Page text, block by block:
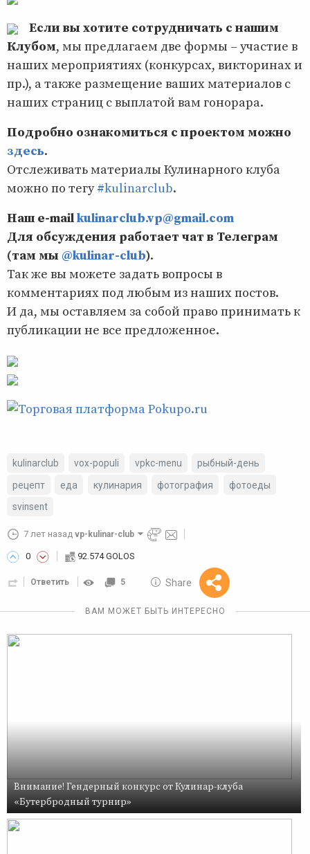
Если вы хотите сотрудничать с нашим
Клубом, мы предлагаем две формы – участие в
наших мероприятиях (конкурсах, викторинах и
пр.), а также размещение ваших материалов с
наших страниц с выплатой вам гонорара.
Подробно ознакомиться с проектом можно
здесь.
Отслеживать материалы Кулинарного клуба
можно по тегу#kulinarclub.
Наш e-mailkulinarclub.vp@gmail.com
Для обсуждения работает чат в Телеграм
(там мы @kulinar-club).
Так же вы можете задать вопросы в
комментариях под любым из наших постов.
И да, мы оставляем за собой право принимать к
публикации не все предложенное.
kulinarclub vox-populi vpkc-menu
рыбный-день
рецепт
еда кулинария фотография
фотоеды
svinsent
7 лет назад vp-kulinar-club
0 92.574 GOLOS
Ответить 5 Share
Reward
10 GOLOS
ВАМ МОЖЕТ БЫТЬ ИНТЕРЕСНО
Внимание! Гендерный конкурс от Кулинар-клуба
«Бутербродный турнир»